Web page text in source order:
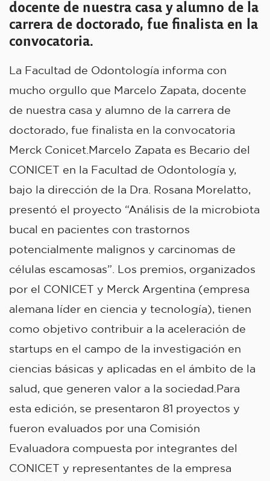
docente de nuestra casa y alumno de la
carrera de doctorado, fue finalista en la
convocatoria.
La Facultad de Odontología informa con
mucho orgullo que Marcelo Zapata, docente
de nuestra casa y alumno de la carrera de
doctorado, fue finalista en la convocatoria
Merck Conicet.Marcelo Zapata es Becario del
CONICET en la Facultad de Odontología y,
bajo la dirección de la Dra. Rosana Morelatto,
presentó el proyecto “Análisis de la microbiota
bucal en pacientes con trastornos
potencialmente malignos y carcinomas de
células escamosas”. Los premios, organizados
por el CONICET y Merck Argentina (empresa
alemana líder en ciencia y tecnología), tienen
como objetivo contribuir a la aceleración de
startups en el campo de la investigación en
ciencias básicas y aplicadas en el ámbito de la
salud, que generen valor a la sociedad.Para
esta edición, se presentaron 81 proyectos y
fueron evaluados por una Comisión
Evaluadora compuesta por integrantes del
CONICET y representantes de la empresa